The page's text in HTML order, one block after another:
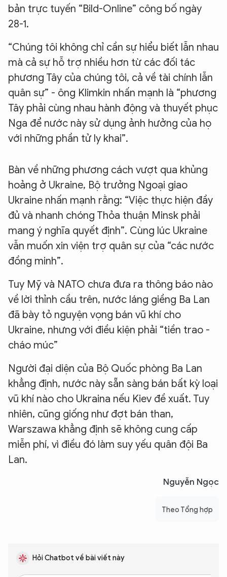
bản trực tuyến “Bild-Online” công bố ngày
28-1.
“Chúng tôi không chỉ cần sự hiểu biết lẫn nhau
mà cả sự hỗ trợ nhiều hơn từ các đối tác
phương Tây của chúng tôi, cả về tài chính lẫn
quân sự” - ông Klimkin nhấn mạnh là “phương
Tây phải cùng nhau hành động và thuyết phục
Nga để nước này sử dụng ảnh hưởng của họ
với những phần tử ly khai”.
Bàn về những phương cách vượt qua khủng
hoảng ở Ukraine, Bộ trưởng Ngoại giao
Ukraine nhấn mạnh rằng: “Việc thực hiện đầy
đủ và nhanh chóng Thỏa thuận Minsk phải
mang ý nghĩa quyết định”. Cùng lúc Ukraine
vẫn muốn xin viện trợ quân sự của “các nước
đồng minh”.
Tuy Mỹ và NATO chưa đưa ra thông báo nào
về lời thỉnh cầu trên, nước láng giềng Ba Lan
đã bày tỏ nguyện vọng bán vũ khí cho
Ukraine, nhưng với điều kiện phải “tiền trao -
cháo múc”
Người đại diện của Bộ Quốc phòng Ba Lan
khẳng định, nước này sẵn sàng bán bất kỳ loại
vũ khí nào cho Ukraina nếu Kiev đề xuất. Tuy
nhiên, cũng giống như đợt bán than,
Warszawa khẳng định sẽ không cung cấp
miễn phí, vì điều đó làm suy yếu quân đội Ba
Lan.
Nguyễn Ngọc
Theo Tổng hợp
Hỏi Chatbot về bài viết này
XIN CHÀO,
Hãy hỏi tôi bất kỳ điều gì bạn cần biết về
An Ninh Thủ Đô nhé. Tôi sẵn sàng hỗ trợ!